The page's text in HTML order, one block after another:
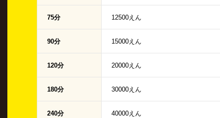
75分 12500えん
90分 15000えん
120分 20000えん
180分 30000えん
240分 40000えん